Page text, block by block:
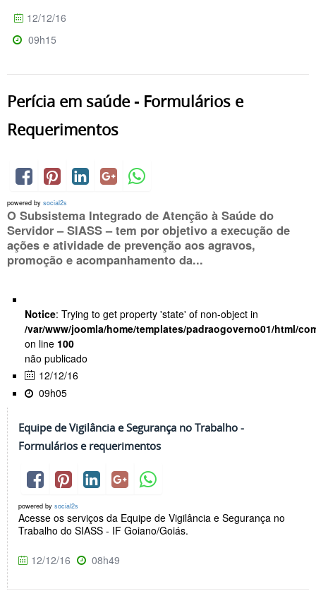
12/12/16
09h15
Perícia em saúde - Formulários e
Requerimentos
powered by social2s
O Subsistema Integrado de Atenção à Saúde do
Servidor – SIASS – tem por objetivo a execução de
ações e atividade de prevenção aos agravos,
promoção e acompanhamento da...
Notice: Trying to get property 'state' of non-object in
/var/www/joomla/home/templates/padraogoverno01/html/
on line 100
não publicado
12/12/16
09h05
Equipe de Vigilância e Segurança no Trabalho -
Formulários e requerimentos
powered by social2s
Acesse os serviços da Equipe de Vigilância e Segurança no
Trabalho do SIASS - IF Goiano/Goiás.
12/12/16 08h49